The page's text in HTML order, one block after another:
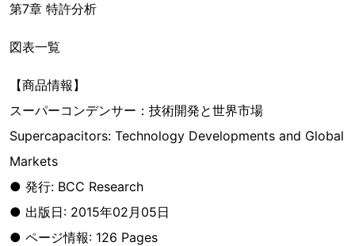
第7章 特許分析
図表一覧
【商品情報】
スーパーコンデンサー：技術開発と世界市場
Supercapacitors: Technology Developments and Global
Markets
● 発行: BCC Research
● 出版日: 2015年02月05日
● ページ情報: 126 Pages